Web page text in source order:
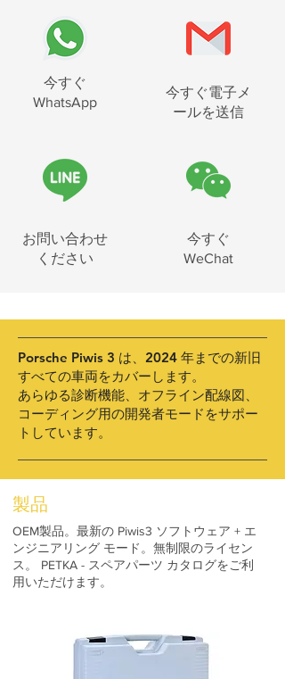
今すぐ
WhatsApp
お問い合わせ
ください
今すぐ電子メ
ールを送信
今すぐ
WeChat
Porsche Piwis 3 は、2024 年までの新旧
すべての車両をカバーします。
あらゆる診断機能、オフライン配線図、
コーディング用の開発者モードをサポー
トしています。
製品
OEM製品。最新の Piwis3 ソフトウェア + エ
ンジニアリング モード。無制限のライセン
ス。 PETKA - スペアパーツ カタログをご利
用いただけます。